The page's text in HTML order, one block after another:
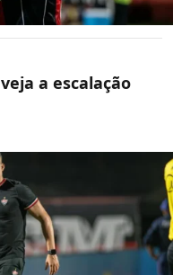
a escalação